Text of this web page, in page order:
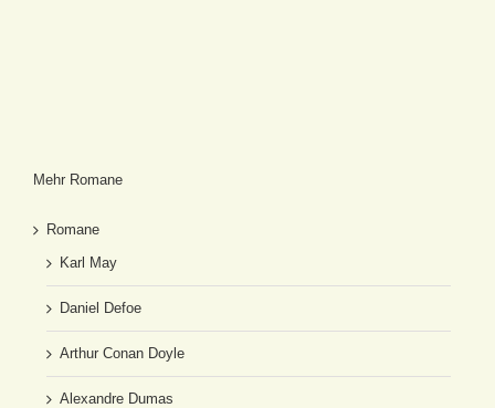
Mehr Romane
Romane
Karl May
Daniel Defoe
Arthur Conan Doyle
Alexandre Dumas